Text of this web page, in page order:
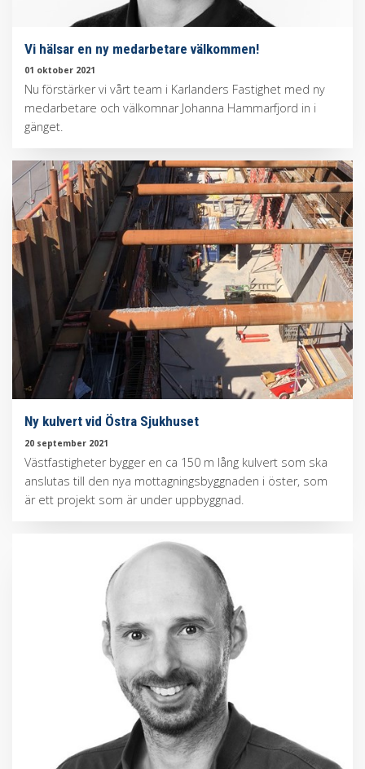
Vi hälsar en ny medarbetare välkommen!
01 oktober 2021
Nu förstärker vi vårt team i Karlanders Fastighet med ny
medarbetare och välkomnar Johanna Hammarfjord in i
gänget.
Ny kulvert vid Östra Sjukhuset
20 september 2021
Västfastigheter bygger en ca 150 m lång kulvert som ska
anslutas till den nya mottagningsbyggnaden i öster, som
är ett projekt som är under uppbyggnad.